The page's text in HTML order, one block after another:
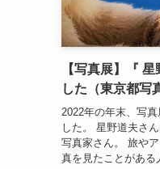
【写真展】『
した（東京都写
2022年の年末、写
した。 星野道夫さ
写真家さん。 旅や
真を見たことがある